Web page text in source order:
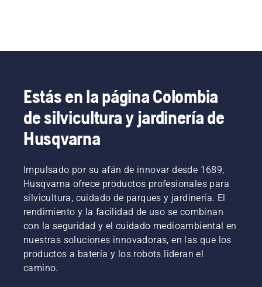
Estás en la página Colombia
de silvicultura y jardinería de
Husqvarna
Impulsado por su afán de innovar desde 1689,
Husqvarna ofrece productos profesionales para
silvicultura, cuidado de parques y jardinería. El
rendimiento y la facilidad de uso se combinan
con la seguridad y el cuidado medioambiental en
nuestras soluciones innovadoras, en las que los
productos a batería y los robots lideran el
camino.